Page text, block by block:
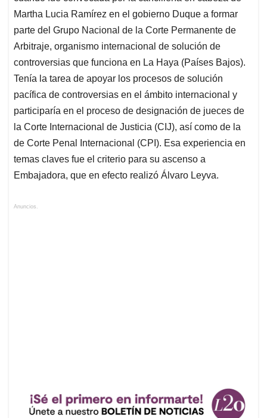
Martha Lucia Ramírez en el gobierno Duque a formar
parte del Grupo Nacional de la Corte Permanente de
Arbitraje, organismo internacional de solución de
controversias que funciona en La Haya (Países Bajos).
Tenía la tarea de apoyar los procesos de solución
pacífica de controversias en el ámbito internacional y
participaría en el proceso de designación de jueces de
la Corte Internacional de Justicia (CIJ), así como de la
de Corte Penal Internacional (CPI). Esa experiencia en
temas claves fue el criterio para su ascenso a
Embajadora, que en efecto realizó Álvaro Leyva.
Anuncios.